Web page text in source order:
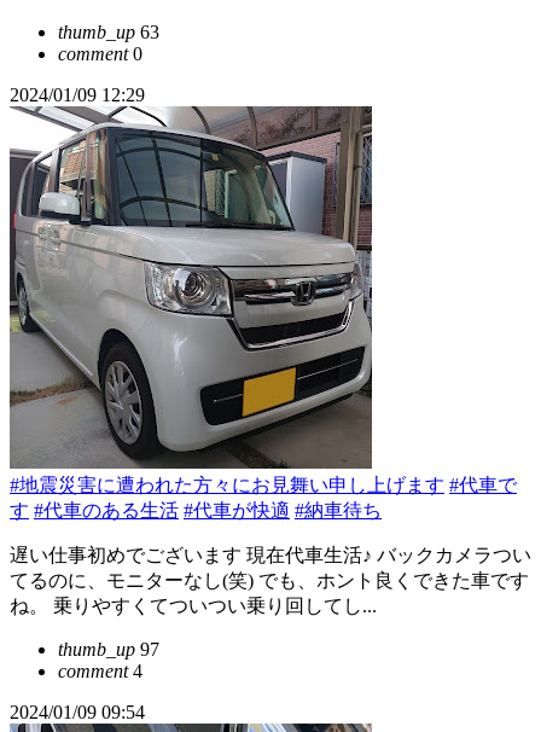
thumb_up 63
comment0
2024/01/09 12:29
#地震災害に遭われた方々にお見舞い申し上げます #代車で
す #代車のある生活 #代車が快適 #納車待ち
遅い仕事初めでございます 現在代車生活♪ バックカメラつい
てるのに、モニターなし(笑) でも、ホント良くできた車です
ね。 乗りやすくてついつい乗り回してし...
thumb_up 97
comment4
2024/01/09 09:54